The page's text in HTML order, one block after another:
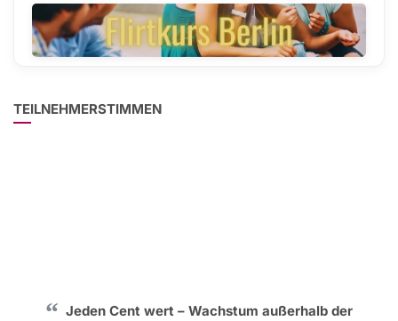
TEILNEHMERSTIMMEN
Ein Wochenende, das bleibt